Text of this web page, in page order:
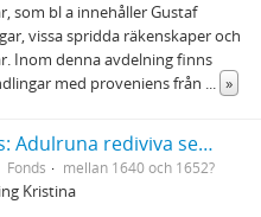
som bl a innehåller Gustaf
vissa spridda räkenskaper och
Inom denna avdelning finns
med proveniens från ... »
Johannes Bureus: Adulruna rediviva seu sapientia Sveorum veterum de mysteriis alphabeti trium coronarum regni Fulkandiarum seu Svethiae antiquissimae
Fonds mellan 1640 och 1652?
Kristina